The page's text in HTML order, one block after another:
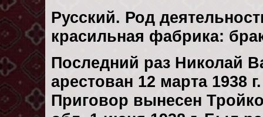
Русский. Род
красильная фабрика:
Последний раз Николай
арестован 12 марта 1938 г.
Приговор вынесен